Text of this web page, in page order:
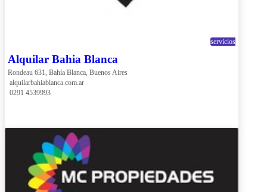
servicios
Alquilar Bahia Blanca
Rondeau 631, Bahía Blanca, Buenos Aires
alquilarbahiablanca.com.ar
0291 4539993